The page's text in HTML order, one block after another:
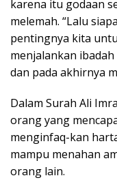
karena itu godaan
melemah. “Lalu
pentingnya kita
menjalankan
dan pada akhirnya
Dalam Surah Ali
orang yang
menginfaq-kan
mampu menahan
orang lain.